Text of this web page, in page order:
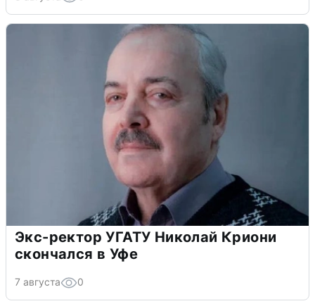
Экс-ректор УГАТУ Николай Криони
скончался в Уфе
7 августа 0